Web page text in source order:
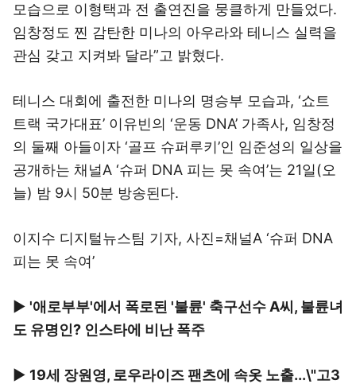
모습으로 이형택과 전 출연진을 뭉클하게 만들었다.
임창정도 찐 감탄한 미나의 아우라와 테니스 실력을
관심 갖고 지켜봐 달라”고 밝혔다.
테니스 대회에 출전한 미나의 명승부 모습과, ‘쇼트
트랙 국가대표’ 이유빈의 ‘운동 DNA’ 가족사, 임창정
의 둘째 아들이자 ‘골프 슈퍼루키’인 임준성의 일상을
공개하는 채널A ‘슈퍼 DNA 피는 못 속여’는 21일(오
늘) 밤 9시 50분 방송된다.
이지수 디지털뉴스팀 기자, 사진=채널A ‘슈퍼 DNA
피는 못 속여’
▶ '애로부부'에서 폭로된 '불륜' 축구선수 A씨, 불륜녀
도 유명인? 인스타에 비난 폭주
▶ 19세 장원영, 로우라이즈 팬츠에 속옷 노출...\"고3